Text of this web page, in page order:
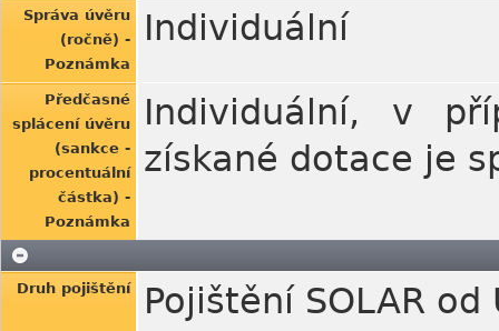
Správa úvěru
(ročně) -
Poznámka
Individuální
Předčasné
splácení úvěru
(sankce -
procentuální
částka) -
Poznámka
Individuální, v
získané dotace je
Druh pojištění
Pojištění SOLAR od